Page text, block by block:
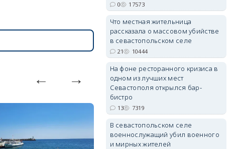
erid: 2SDnjdvhGXG
0 17573
Что местная жительница
рассказала о массовом убийстве
в севастопольском селе
21 10444
На фоне ресторанного кризиса в
одном из лучших мест
Севастополя открылся бар-
бистро
13 7319
В севастопольском селе
военнослужащий убил военного
и мирных жителей